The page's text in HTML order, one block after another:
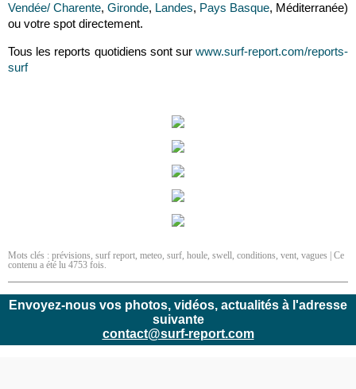
Vendée/ Charente, Gironde, Landes, Pays Basque, Méditerranée)
ou votre spot directement.
Tous les reports quotidiens sont sur www.surf-report.com/reports-
surf
Mots clés : prévisions, surf report, meteo, surf, houle, swell, conditions, vent, vagues | Ce
contenu a été lu 4753 fois.
Envoyez-nous vos photos, vidéos, actualités à l'adresse
suivante
contact@surf-report.com